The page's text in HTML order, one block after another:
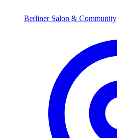
Berliner Salon & Community